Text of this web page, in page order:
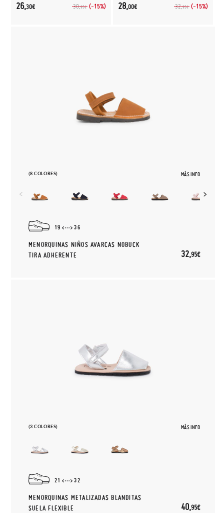
30,95€ (-15%)
26,30€ 32,95€ (-15%)
28,00€
(8 COLORES) MÁS INFO
19 36
MENORQUINAS NIÑOS AVARCAS NOBUCK
TIRA ADHERENTE
32,95€
(3 COLORES) MÁS INFO
21 32
MENORQUINAS METALIZADAS BLANDITAS
SUELA FLEXIBLE
40,95€